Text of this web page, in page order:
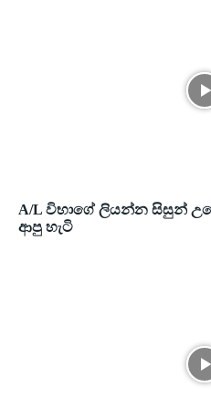
A/L විභාගේ ලියන්න සිසුන්
ආපු හැටි